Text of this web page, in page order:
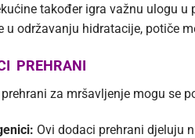
također igra važnu ulogu
u održavanju hidratacije, potiče
PREHRANI
za mršavljenje mogu se
Ovi dodaci prehrani djeluju